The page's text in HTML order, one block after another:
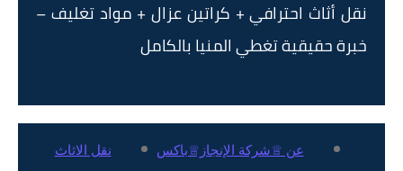
نقل أثاث احترافي + كراتين عزال + مواد تغليف –
خبرة حقيقية تغطي المنيا بالكامل
عن ♕شركة الإنجاز♕باكس نقل الاثاث